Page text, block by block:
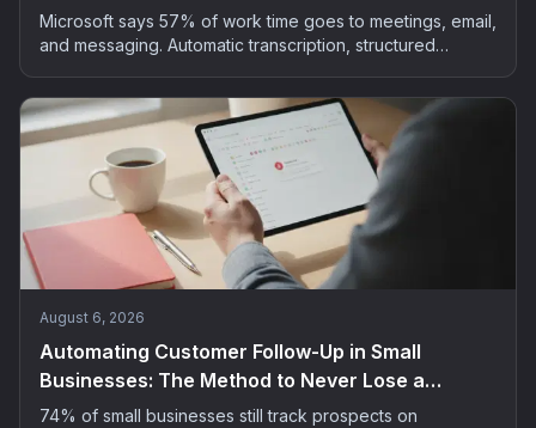
Microsoft says 57% of work time goes to meetings, email,
and messaging. Automatic transcription, structured
bring AI into your small business meetings, GDPR-safe.
August 6, 2026
Automating Customer Follow-Up in Small
Businesses: The Method to Never Lose a
Prospect
74% of small businesses still track prospects on